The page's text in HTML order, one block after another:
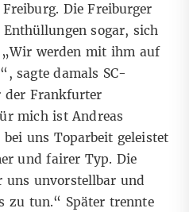
Die Freiburger
sogar, sich
werden mit ihm auf
sagte damals SC-
der Frankfurter
mich ist Andreas
uns Toparbeit geleistet
und fairer Typ. Die
unvorstellbar und
zu tun.“ Später trennte